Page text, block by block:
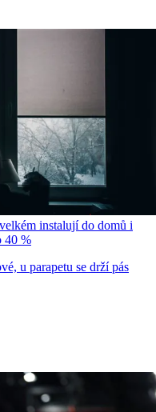
instalují do domů i
40 %
u parapetu se drží pás